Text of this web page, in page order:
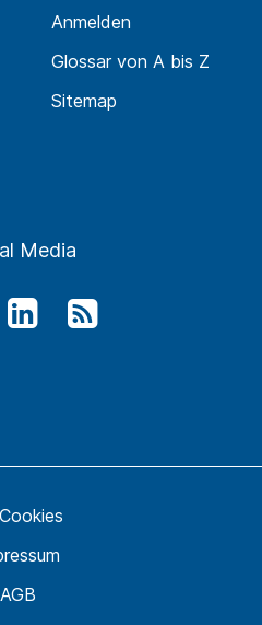
Anmelden
Glossar von A bis Z
Sitemap
Media
AGB
Cookies